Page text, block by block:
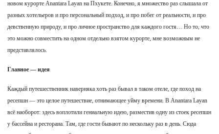
новом курорте Anantara Layan на Пхукете. Конечно, я множество раз слышала от
разных хотельеров и про персональный подход, и про побег от реальности, и про
девственную природу, и про личное пространство для каждого гостя… Но то, что
это можно совместить на одном отдельно взятом курорте, мне возможным не
представлялось.
Главное — идея
Каждый путешественник наверняка хоть раз бывал в таком отеле, где поход на
ресепшн — это целое путешествие, отнимающее уйму времени. В Anantara Layan
всё наоборот: здесь воплотили гениальную идею, разместив одну из стоек ресепшн
у бассейна и ресторана. Там, где гости бывают по нескольку раз в день. Сюда